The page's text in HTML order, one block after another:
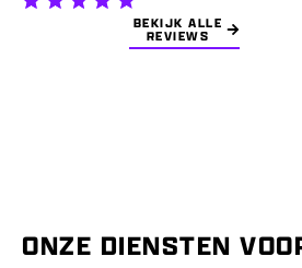
BEKIJK ALLE
REVIEWS
ONZE DIENSTEN